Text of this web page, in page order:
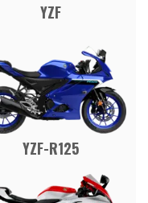
YZF
YZF-R125